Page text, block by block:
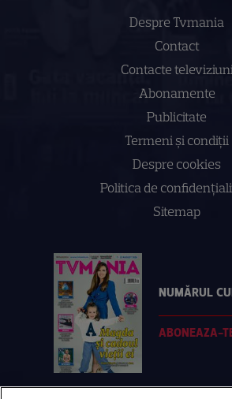
Despre Tvmania
Contact
Contacte
Abonamente
Publicitate
Termeni și condiții
Despre cookies
Politica de
Sitemap
NUMĂRUL
ABONEAZA-